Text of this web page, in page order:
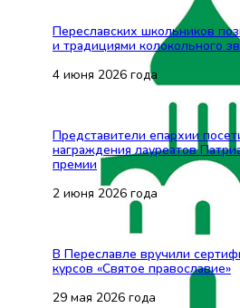
Переславских школьников
и традициями колокольного
4 июня 2026 года
Представители епархии
награждения лауреатов
премии
2 июня 2026 года
В Переславле вручили
курсов «Святое православие»
29 мая 2026 года